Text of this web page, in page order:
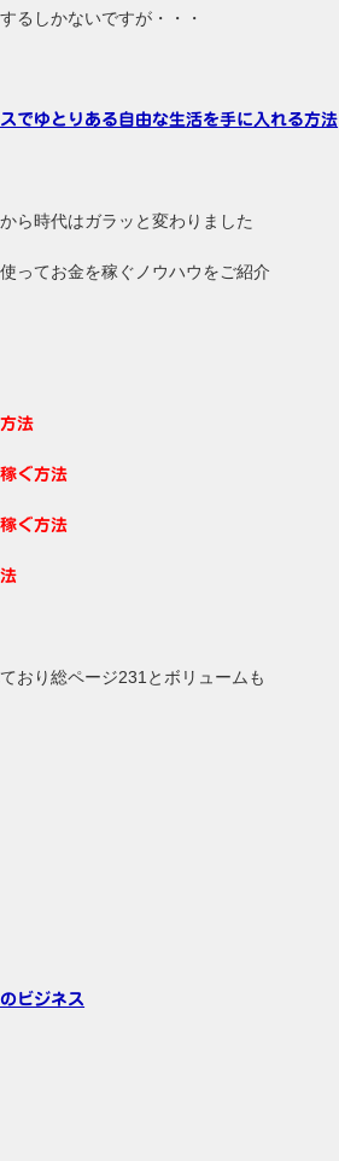
るしかないですが・・・
でゆとりある自由な生活を手に入れる方法
ら時代はガラッと変わりました
ってお金を稼ぐノウハウをご紹介
法
ぐ方法
ぐ方法
おり総ページ231とボリュームも
ビジネス